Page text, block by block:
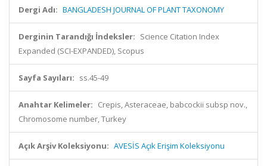
Dergi Adı: BANGLADESH JOURNAL OF PLANT TAXONOMY
Derginin Tarandığı İndeksler: Science Citation Index
Expanded (SCI-EXPANDED), Scopus
Sayfa Sayıları: ss.45-49
Anahtar Kelimeler: Crepis, Asteraceae, babcockii subsp nov.,
Chromosome number, Turkey
Açık Arşiv Koleksiyonu: AVESİS Açık Erişim Koleksiyonu